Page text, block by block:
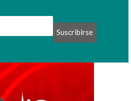
Suscribirse